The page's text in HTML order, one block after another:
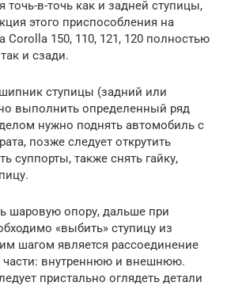
точь-в-точь как и задней ступицы,
этого приспособления на
Corolla 150, 110, 121, 120 полностью
и сзади.
ступицы (задний или
выполнить определенный ряд
нужно поднять автомобиль с
позже следует открутить
суппорты, также снять гайку,
шаровую опору, дальше при
«выбить» ступицу из
шагом является рассоединение
части: внутреннюю и внешнюю.
пристально оглядеть детали